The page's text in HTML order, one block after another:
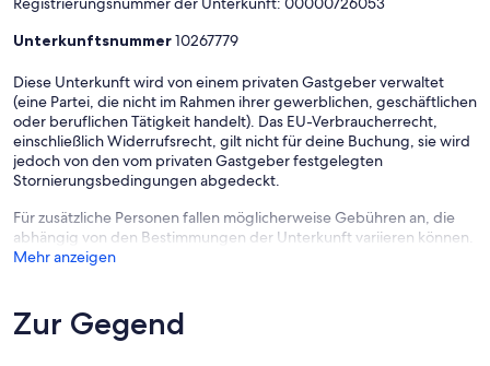
Unterkunftsnummer10267779
Diese Unterkunft wird von einem privaten Gastgeber verwaltet
(eine Partei, die nicht im Rahmen ihrer gewerblichen, geschäftlichen
oder beruflichen Tätigkeit handelt). Das EU-Verbraucherrecht,
einschließlich Widerrufsrecht, gilt nicht für deine Buchung, sie wird
jedoch von den vom privaten Gastgeber festgelegten
Stornierungsbedingungen abgedeckt.
Für zusätzliche Personen fallen möglicherweise Gebühren an, die
abhängig von den Bestimmungen der Unterkunft variieren können.
Mehr anzeigen
Zur Gegend